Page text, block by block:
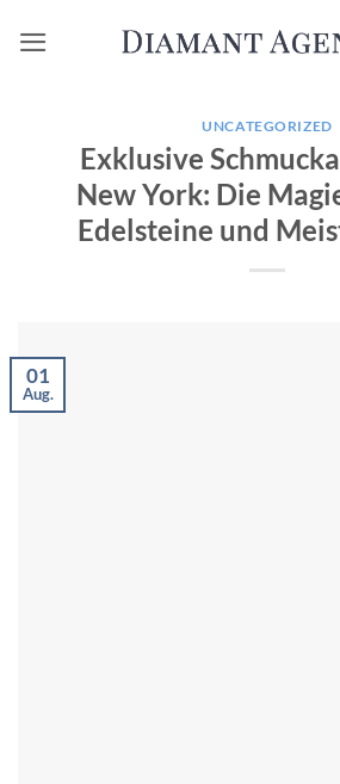
Inhalt
UNCATEGORIZED
Exklusive
New York: Die
Edelsteine und
01
Aug.